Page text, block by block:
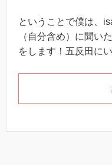
ということで僕は、
（自分含め）に聞い
をします！五反田に